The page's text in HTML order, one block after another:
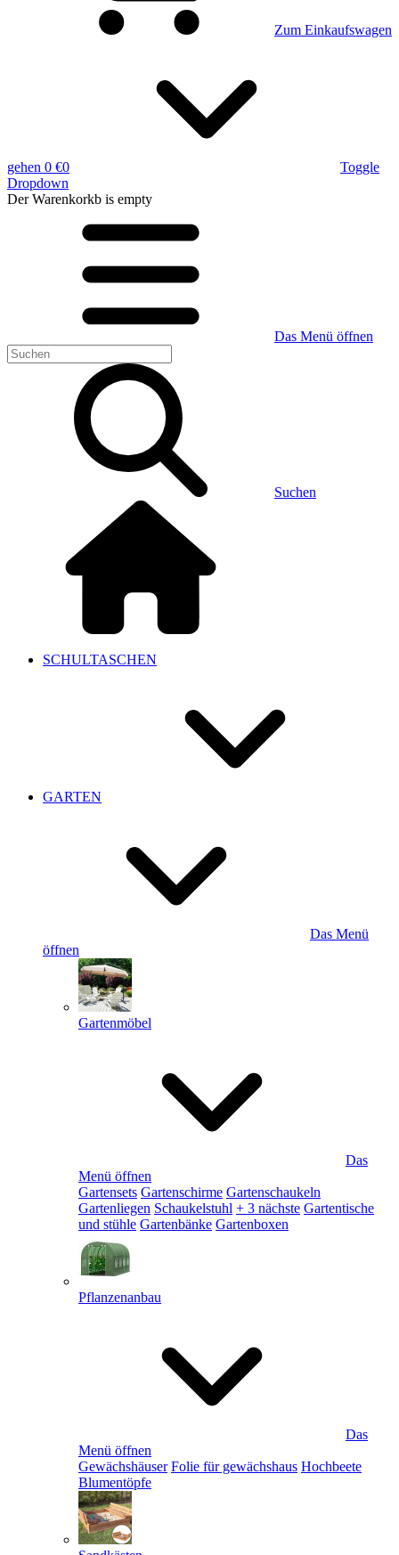
Zum Einkaufswagen
gehen 0 €0
Toggle
Dropdown
Der Warenkorkb is empty
Das Menü öffnen
Suchen
SCHULTASCHEN
GARTEN
Das Menü
öffnen
Gartenmöbel
Das
Menü öffnen
Gartensets Gartenschirme Gartenschaukeln
Gartenliegen Schaukelstuhl + 3 nächste Gartentische
und stühle Gartenbänke Gartenboxen
Pflanzenanbau
Das
Menü öffnen
Gewächshäuser Folie für gewächshaus Hochbeete
Blumentöpfe